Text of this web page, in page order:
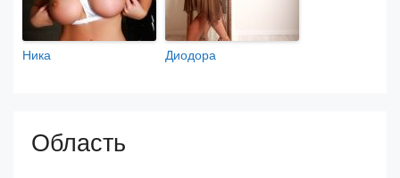
Ника Диодора
Область